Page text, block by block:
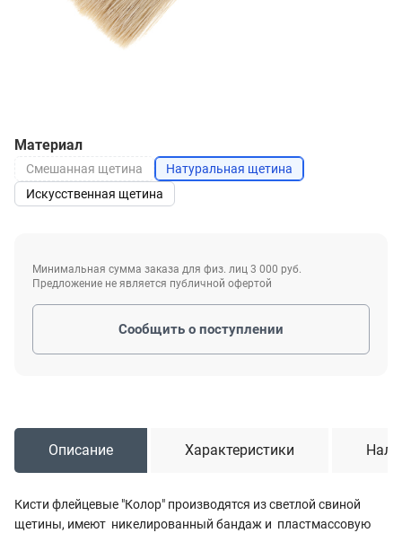
Материал
Смешанная щетина
Натуральная щетина
Искусственная щетина
Минимальная сумма заказа для физ. лиц 3 000 руб.
Предложение не является публичной офертой
Сообщить о поступлении
Описание Характеристики
Кисти флейцевые "Колор" производятся из светлой свиной
щетины, имеют никелированный бандаж и пластмассовую